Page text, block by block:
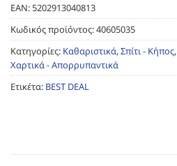
EAN:5202913040813
Κωδικός προϊόντος:40605035
Κατηγορίες: Καθαριστικά,Σπίτι - Κήπος,
Χαρτικά - Απορρυπαντικά
Ετικέτα: BEST DEAL